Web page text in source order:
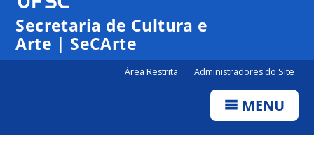
Secretaria de Cultura e
Arte | SeCArte
Área Restrita Administradores do Site
MENU